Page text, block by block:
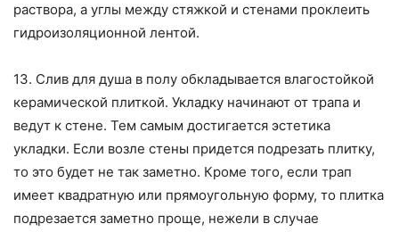
раствора, а углы между стяжкой и стенами проклеить
гидроизоляционной лентой.
13. Слив для душа в полу обкладывается влагостойкой
керамической плиткой. Укладку начинают от трапа и
ведут к стене. Тем самым достигается эстетика
укладки. Если возле стены придется подрезать плитку,
то это будет не так заметно. Кроме того, если трап
имеет квадратную или прямоугольную форму, то плитка
подрезается заметно проще, нежели в случае